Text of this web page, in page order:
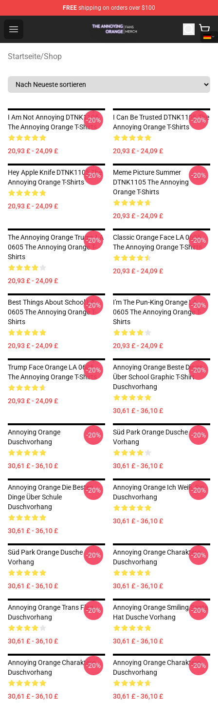
FREE shipping on orders over $100
Open menu
The Annoying Orange Shop - Official The Annoying
Startseite/Shop
I Am Not Annoying DTNK1105
The Annoying Orange T-Shirts
20,93 £ - 24,09 £
-20%
I Can Be Trusted DTNK1105 The
Annoying Orange T-Shirts
20,93 £ - 24,09 £
-20%
Hey Apple Knife DTNK1105 The
Annoying Orange T-Shirts
20,93 £ - 24,09 £
-20%
Meme Picture Summer
DTNK1105 The Annoying
Orange T-Shirts
20,93 £ - 24,09 £
-20%
The Annoying Orange Trump LA
0605 The Annoying Orange T-
Shirts
20,93 £ - 24,09 £
-20%
Classic Orange Face LA 0605
The Annoying Orange T-Shirts
20,93 £ - 24,09 £
-20%
Best Things About School LA
0605 The Annoying Orange T-
Shirts
20,93 £ - 24,09 £
-20%
I'm The Pun-King Orange LA
0605 The Annoying Orange T-
Shirts
20,93 £ - 24,09 £
-20%
Trump Face Orange LA 0605
The Annoying Orange T-Shirts
20,93 £ - 24,09 £
-20%
Annoying Orange Beste Dinge
Über School Graphic T-Shirt
Duschvorhang
30,61 £ - 36,10 £
-20%
Annoying Orange
Duschvorhang
30,61 £ - 36,10 £
-20%
Süd Park Orange Dusche
Vorhang
30,61 £ - 36,10 £
-20%
Annoying Orange Die Besten
Dinge Über Schule
Duschvorhang
30,61 £ - 36,10 £
-20%
Annoying Orange Ich Weiß, Sie
Duschvorhang
30,61 £ - 36,10 £
-20%
Süd Park Orange Dusche
Vorhang
30,61 £ - 36,10 £
-20%
Annoying Orange Charaktere
Duschvorhang
30,61 £ - 36,10 £
-20%
Annoying Orange Trans Flag
Duschvorhang
30,61 £ - 36,10 £
-20%
Annoying Orange Smiling Santa
Hat Dusche Vorhang
30,61 £ - 36,10 £
-20%
Annoying Orange Charaktere
Duschvorhang
30,61 £ - 36,10 £
-20%
Annoying Orange Charaktere
Duschvorhang
30,61 £ - 36,10 £
-20%